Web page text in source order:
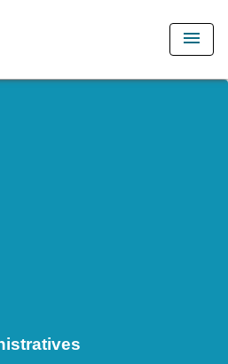
menu